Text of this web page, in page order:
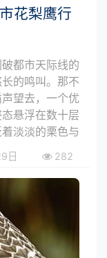
花梨鹰行
都市天际线的
的鸣叫。那不
望去，一个优
悬浮在数十层
淡淡的栗色与
日 282